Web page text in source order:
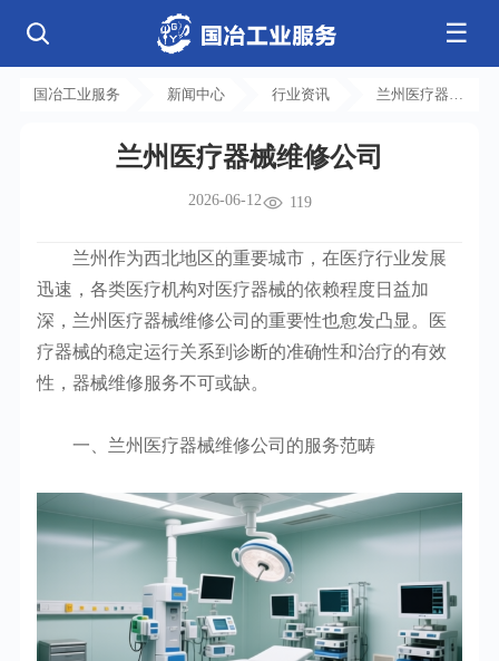
☰
公司简介
发展历程
核心业务
电气工程
钢结构工程
弱电工程
消防工程
基控电箱
工程案例
芯片 • 半导体
人工智能 • 机器人
量子 • 脑机
其它
工程技巧
机电知识
安装教程
工业百科
工业问答
国冶工业服务 新闻中心 行业资讯
兰州医疗器械
兰州医疗器械维修公司
2026-06-12 119
兰州作为西北地区的重要城市，在医疗行业发展
迅速，各类医疗机构对医疗器械的依赖程度日益加
深，兰州医疗器械维修公司的重要性也愈发凸显。医
疗器械的稳定运行关系到诊断的准确性和治疗的有效
性，器械维修服务不可或缺。
一、兰州医疗器械维修公司的服务范畴